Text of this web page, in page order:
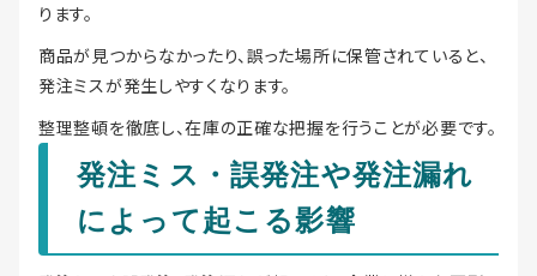
ります。
商品が見つからなかったり、誤った場所に保管されていると、
発注ミスが発生しやすくなります。
整理整頓を徹底し、在庫の正確な把握を行うことが必要です。
発注ミス・誤発注や発注漏れ
によって起こる影響